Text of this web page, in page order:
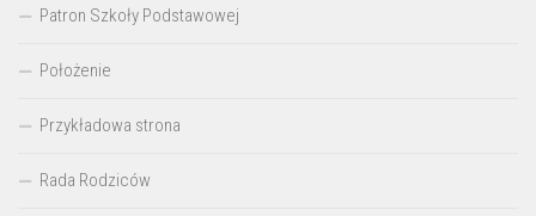
Patron Szkoły Podstawowej
Położenie
Przykładowa strona
Rada Rodziców